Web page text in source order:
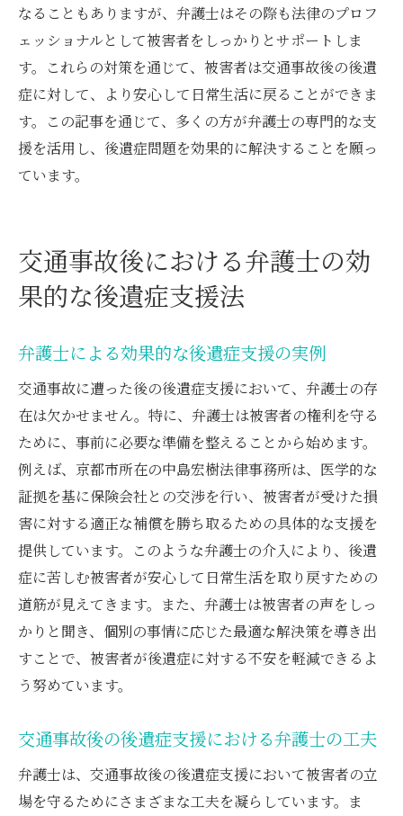
なることもありますが、弁護士はその際も法律のプロフ
ェッショナルとして被害者をしっかりとサポートしま
す。これらの対策を通じて、被害者は交通事故後の後遺
症に対して、より安心して日常生活に戻ることができま
す。この記事を通じて、多くの方が弁護士の専門的な支
援を活用し、後遺症問題を効果的に解決することを願っ
ています。
交通事故後における弁護士の効
果的な後遺症支援法
弁護士による効果的な後遺症支援の実例
交通事故に遭った後の後遺症支援において、弁護士の存
在は欠かせません。特に、弁護士は被害者の権利を守る
ために、事前に必要な準備を整えることから始めます。
例えば、京都市所在の中島宏樹法律事務所は、医学的な
証拠を基に保険会社との交渉を行い、被害者が受けた損
害に対する適正な補償を勝ち取るための具体的な支援を
提供しています。このような弁護士の介入により、後遺
症に苦しむ被害者が安心して日常生活を取り戻すための
道筋が見えてきます。また、弁護士は被害者の声をしっ
かりと聞き、個別の事情に応じた最適な解決策を導き出
すことで、被害者が後遺症に対する不安を軽減できるよ
う努めています。
交通事故後の後遺症支援における弁護士の工夫
弁護士は、交通事故後の後遺症支援において被害者の立
場を守るためにさまざまな工夫を凝らしています。ま